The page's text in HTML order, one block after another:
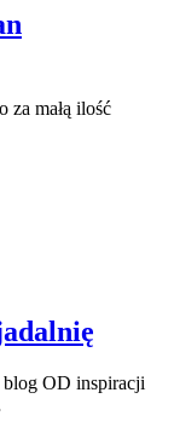
za małą ilość
OD inspiracji